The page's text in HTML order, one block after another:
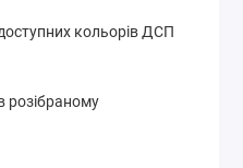
кольорів ДСП
розібраному